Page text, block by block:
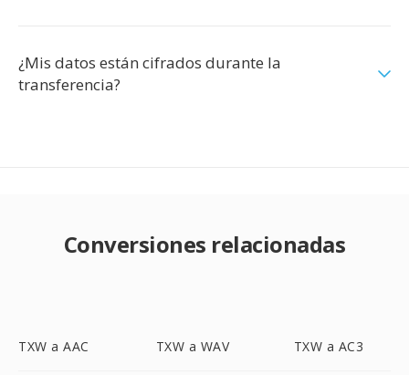
¿Mis datos están cifrados durante la
transferencia?
Conversiones relacionadas
TXW a AAC TXW a WAV TXW a AC3